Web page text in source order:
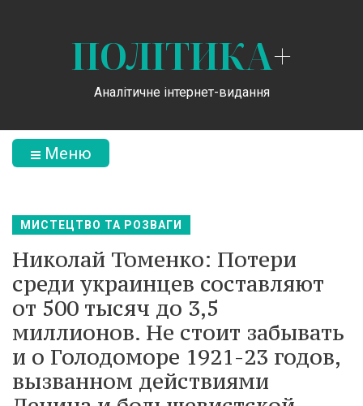
ПОЛІТИКА+
Аналітичне інтернет-видання
Меню
МИСТЕЦТВО ТА РОЗВАГИ
Николай Томенко: Потери
среди украинцев составляют
от 500 тысяч до 3,5
миллионов. Не стоит забывать
и о Голодоморе 1921-23 годов,
вызванном действиями